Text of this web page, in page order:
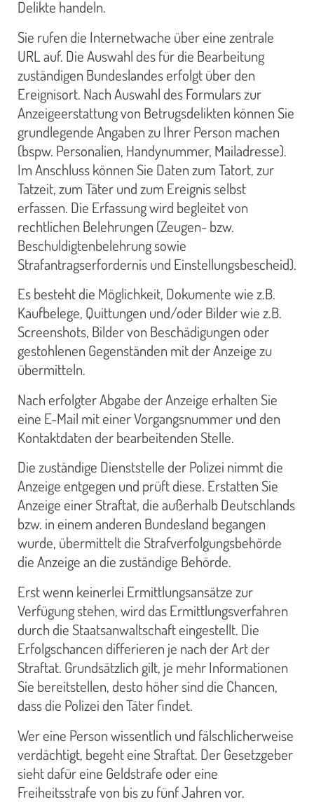
Delikte handeln.
Sie rufen die Internetwache über eine zentrale
URL auf. Die Auswahl des für die Bearbeitung
zuständigen Bundeslandes erfolgt über den
Ereignisort. Nach Auswahl des Formulars zur
Anzeigeerstattung von Betrugsdelikten können Sie
grundlegende Angaben zu Ihrer Person machen
(bspw. Personalien, Handynummer, Mailadresse).
Im Anschluss können Sie Daten zum Tatort, zur
Tatzeit, zum Täter und zum Ereignis selbst
erfassen. Die Erfassung wird begleitet von
rechtlichen Belehrungen (Zeugen- bzw.
Beschuldigtenbelehrung sowie
Strafantragserfordernis und Einstellungsbescheid).
Es besteht die Möglichkeit, Dokumente wie z.B.
Kaufbelege, Quittungen und/oder Bilder wie z.B.
Screenshots, Bilder von Beschädigungen oder
gestohlenen Gegenständen mit der Anzeige zu
übermitteln.
Nach erfolgter Abgabe der Anzeige erhalten Sie
eine E-Mail mit einer Vorgangsnummer und den
Kontaktdaten der bearbeitenden Stelle.
Die zuständige Dienststelle der Polizei nimmt die
Anzeige entgegen und prüft diese. Erstatten Sie
Anzeige einer Straftat, die außerhalb Deutschlands
bzw. in einem anderen Bundesland begangen
wurde, übermittelt die Strafverfolgungsbehörde
die Anzeige an die zuständige Behörde.
Erst wenn keinerlei Ermittlungsansätze zur
Verfügung stehen, wird das Ermittlungsverfahren
durch die Staatsanwaltschaft eingestellt. Die
Erfolgschancen differieren je nach der Art der
Straftat. Grundsätzlich gilt, je mehr Informationen
Sie bereitstellen, desto höher sind die Chancen,
dass die Polizei den Täter findet.
Wer eine Person wissentlich und fälschlicherweise
verdächtigt, begeht eine Straftat. Der Gesetzgeber
sieht dafür eine Geldstrafe oder eine
Freiheitsstrafe von bis zu fünf Jahren vor.